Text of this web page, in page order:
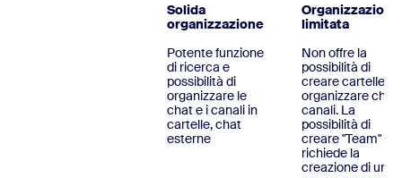
Solida
organizzazione
Potente funzione
di ricerca e
possibilità di
organizzare le
chat e i canali in
cartelle, chat
esterne
Organizzazione
limitata
Non offre la
possibilità di
creare cartelle
organizzare chat
canali. La
possibilità di
creare "Team"
richiede la
creazione di un